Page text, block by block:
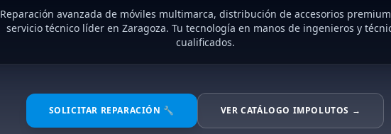
Reparación avanzada de móviles multimarca, distribución de accesorios
servicio técnico líder en Zaragoza. Tu tecnología en manos de ingenieros y
cualificados.
SOLICITAR REPARACIÓN 🔧 VER CATÁLOGO IMPOLUTOS →